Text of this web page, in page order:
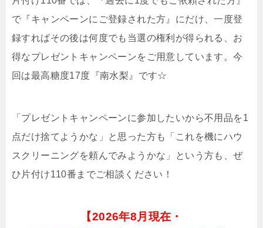
で『キャンペーンにご登録された方』にだけ、一度登
録すればその後は何度でも当選の権利が得られる、お
得なプレゼントキャンペーンをご用意しています。今
回は最高糖度17度『南水梨』です☆
「プレゼントキャンペーンに参加したいから不用品を1
点だけ捨てようかな」と思った方も「これを機にハウ
スクリーニングを頼んでみようかな」という方も、ぜ
ひ片付け110番までご相談ください！
【2026年8月現在・